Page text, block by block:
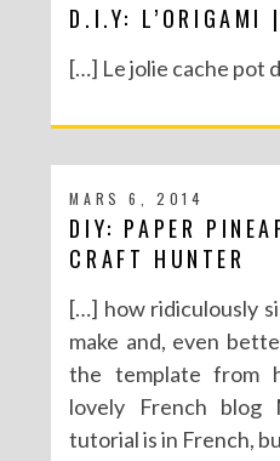
D.I.Y: L’ORIGAMI |
[…] Le jolie cache pot
MARS 6, 2014
DIY: PAPER
CRAFT HUNTER
[…] how ridiculously
make and, even
the template from
lovely French blog
tutorial is in French,